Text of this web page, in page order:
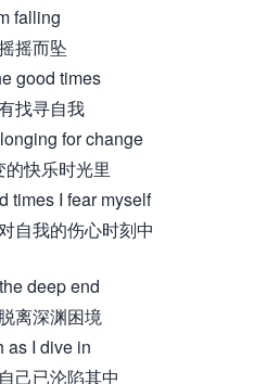
falling
摇而坠
good times
找寻自我
for change
的快乐时光里
times I fear myself
自我的伤心时刻中
deep end
离深渊困境
as I dive in
己已沦陷其中